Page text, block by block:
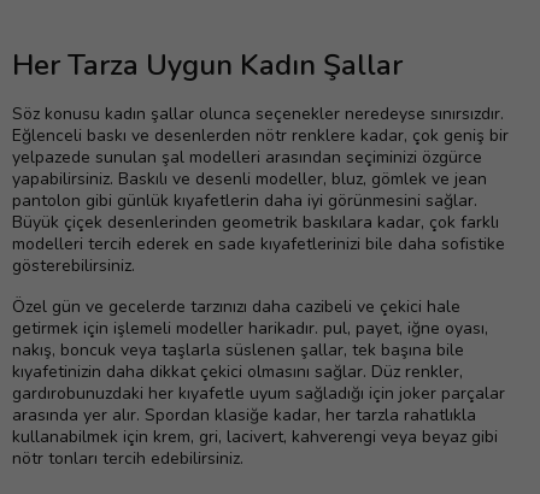
Her Tarza Uygun Kadın Şallar
Söz konusu kadın şallar olunca seçenekler neredeyse sınırsızdır.
Eğlenceli baskı ve desenlerden nötr renklere kadar, çok geniş bir
yelpazede sunulan şal modelleri arasından seçiminizi özgürce
yapabilirsiniz. Baskılı ve desenli modeller, bluz, gömlek ve jean
pantolon gibi günlük kıyafetlerin daha iyi görünmesini sağlar.
Büyük çiçek desenlerinden geometrik baskılara kadar, çok farklı
modelleri tercih ederek en sade kıyafetlerinizi bile daha sofistike
gösterebilirsiniz.
Özel gün ve gecelerde tarzınızı daha cazibeli ve çekici hale
getirmek için işlemeli modeller harikadır. pul, payet, iğne oyası,
nakış, boncuk veya taşlarla süslenen şallar, tek başına bile
kıyafetinizin daha dikkat çekici olmasını sağlar. Düz renkler,
gardırobunuzdaki her kıyafetle uyum sağladığı için joker parçalar
arasında yer alır. Spordan klasiğe kadar, her tarzla rahatlıkla
kullanabilmek için krem, gri, lacivert, kahverengi veya beyaz gibi
nötr tonları tercih edebilirsiniz.